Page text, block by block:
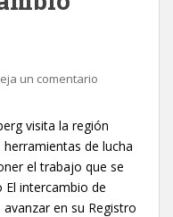
un comentario
visita la región
de lucha
el trabajo que se
El intercambio de
en su Registro